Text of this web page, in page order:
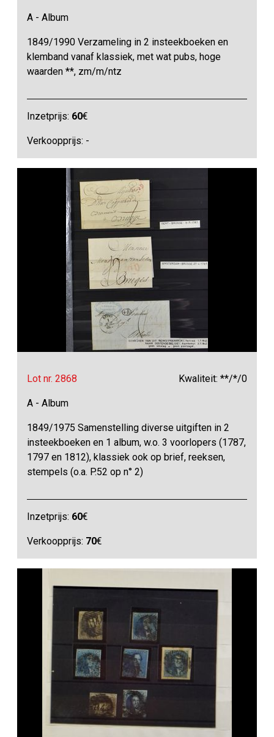
A - Album
1849/1990 Verzameling in 2 insteekboeken en
klemband vanaf klassiek, met wat pubs, hoge
waarden **, zm/m/ntz
Inzetprijs: 60€
Verkoopprijs: -
Lot nr. 2868 Kwaliteit: **/*/0
A - Album
1849/1975 Samenstelling diverse uitgiften in 2
insteekboeken en 1 album, w.o. 3 voorlopers (1787,
1797 en 1812), klassiek ook op brief, reeksen,
stempels (o.a. P.52 op n° 2)
Inzetprijs: 60€
Verkoopprijs: 70€